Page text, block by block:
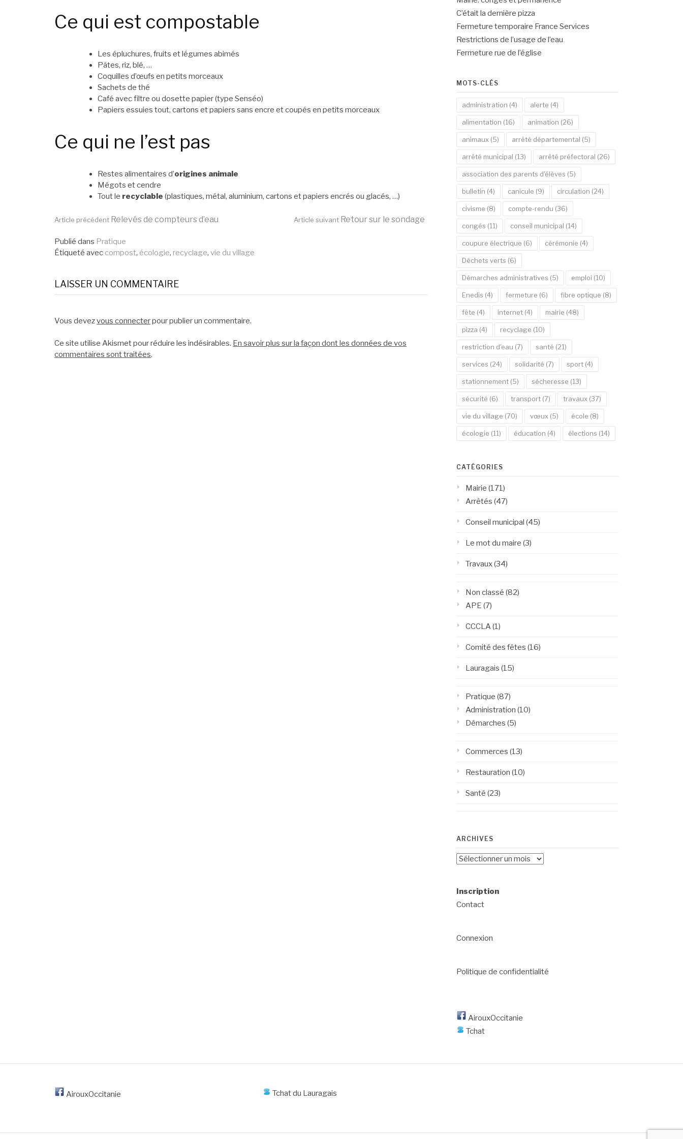
Ce qui est compostable
Les épluchures, fruits et légumes abimés
Pâtes, riz, blé, …
Coquilles d’œufs en petits morceaux
Sachets de thé
Café avec filtre ou dosette papier (type Senséo)
Papiers essuies tout, cartons et papiers sans encre et coupés en petits morceaux
Ce qui ne l’est pas
Restes alimentaires d’origines animale
Mégots et cendre
Tout le recyclable (plastiques, métal, aluminium, cartons et papiers encrés ou glacés, …)
Lire
la
suite
Article précédent Relevés de compteurs d’eau Article suivant Retour sur le sondage
Publié dans Pratique
Étiqueté avec compost, écologie,recyclage,vie du village
LAISSER UN COMMENTAIRE
Vous devezvous connecterpour publier un commentaire.
Ce site utilise Akismet pour réduire les indésirables. En savoir plus sur la façon dont les données de vos
commentaires sont traitées.
C’était la dernière pizza
Fermeture temporaire France Services
Restrictions de l’usage de l’eau
Fermeture rue de l’église
MOTS-CLÉS
administration (4) alerte (4)
alimentation (16) animation (26)
animaux(5) arrêté départemental (5)
arrêté municipal (13) arrêté préfectoral (26)
association des parents d'élèves (5)
bulletin (4) canicule (9) circulation (24)
civisme (8) compte-rendu (36)
congés (11) conseil municipal (14)
coupure électrique (6) cérémonie (4)
Déchets verts (6)
Démarches administratives (5) emploi (10)
Enedis (4) fermeture (6) fibre optique (8)
fête (4) internet(4) mairie (48)
pizza (4) recyclage (10)
restriction d'eau (7) santé (21)
services (24) solidarité (7) sport(4)
stationnement(5) sécheresse (13)
sécurité (6) transport(7) travaux(37)
vie du village (70) vœux(5) école (8)
écologie (11) éducation (4) élections (14)
CATÉGORIES
Mairie (171)
Arrêtés (47)
Conseil municipal (45)
Le mot du maire (3)
Travaux(34)
Non classé (82)
APE (7)
CCCLA(1)
Comité des fêtes (16)
Lauragais (15)
Pratique (87)
Administration (10)
Démarches (5)
Commerces (13)
Restauration (10)
Santé (23)
ARCHIVES
Archives
Inscription
Contact
Connexion
Politique de confidentialité
AirouxOccitanie
Tchat
AirouxOccitanie Tchat du Lauragais